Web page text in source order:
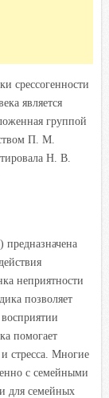
срессогенности
является
группой
П. М.
Н. В.
неприятности
позволяет
помогает
стресса. Многие
с семейными
для семейных